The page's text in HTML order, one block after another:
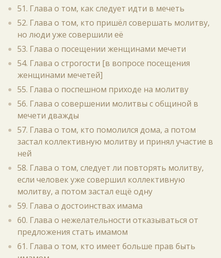
51. Глава о том, как следует идти в мечеть
52. Глава о том, кто пришёл совершать молитву,
но люди уже совершили её
53. Глава о посещении женщинами мечети
54. Глава о строгости [в вопросе посещения
женщинами мечетей]
55. Глава о поспешном приходе на молитву
56. Глава о совершении молитвы с общиной в
мечети дважды
57. Глава о том, кто помолился дома, а потом
застал коллективную молитву и принял участие в
ней
58. Глава о том, следует ли повторять молитву,
если человек уже совершил коллективную
молитву, а потом застал ещё одну
59. Глава о достоинствах имама
60. Глава о нежелательности отказываться от
предложения стать имамом
61. Глава о том, кто имеет больше прав быть